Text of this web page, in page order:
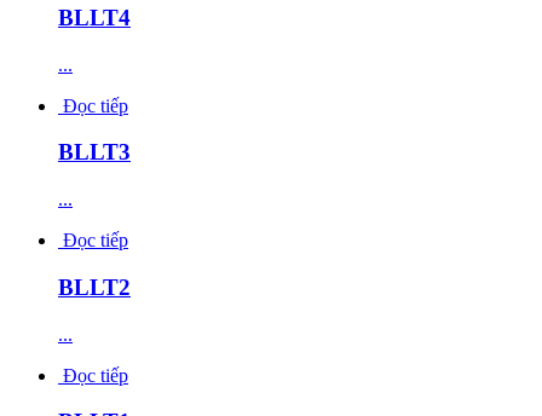
BLLT4
...
Đọc tiếp
BLLT3
...
Đọc tiếp
BLLT2
...
Đọc tiếp